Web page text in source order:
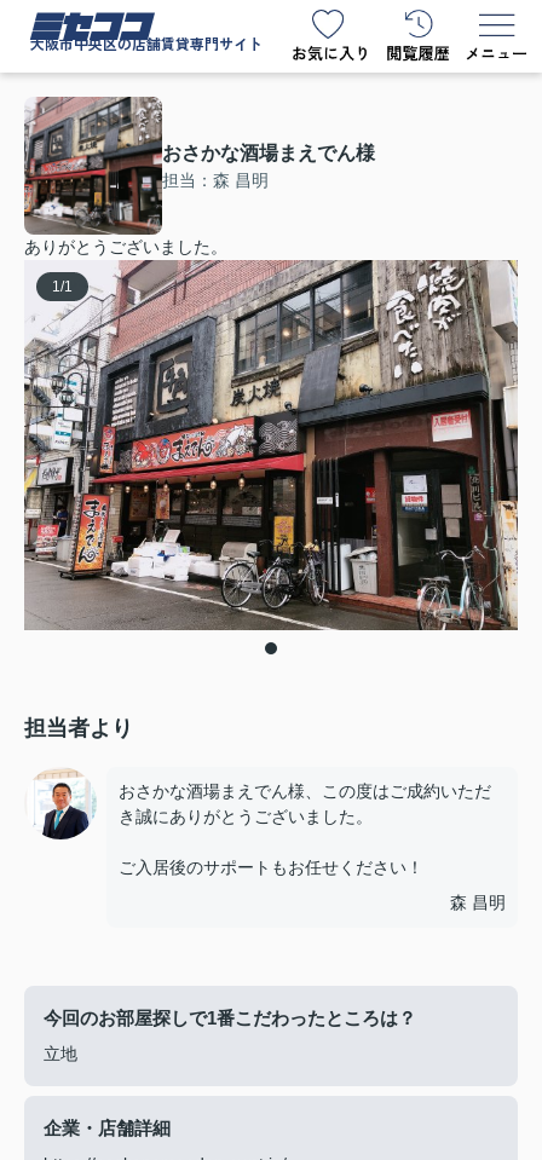
ミセココ
大阪市中央区の店舗賃貸専門サイト
おさかな酒場まえでん様
担当：森 昌明
ありがとうございました。
1 /1
担当者より
おさかな酒場まえでん様、この度はご成約いただ
き誠にありがとうございました。
ご入居後のサポートもお任せください！
森 昌明
今回のお部屋探しで1番こだわったところは？
立地
企業・店舗詳細